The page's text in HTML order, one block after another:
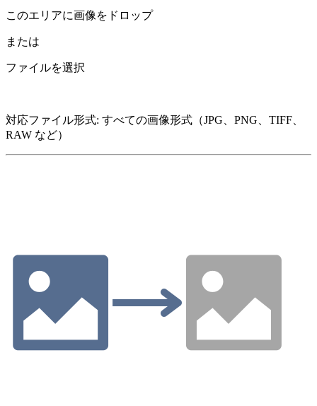
このエリアに画像をドロップ
または
ファイルを選択
対応ファイル形式: すべての画像形式（JPG、PNG、TIFF、
RAW など）